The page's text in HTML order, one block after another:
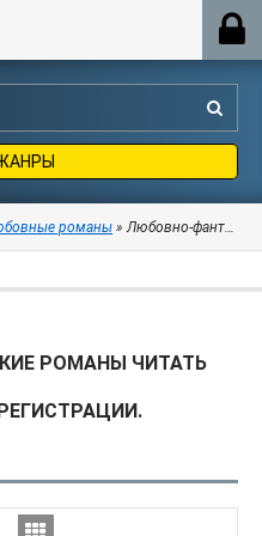
романы » Любовно-фантастические романы
РОМАНЫ ЧИТАТЬ